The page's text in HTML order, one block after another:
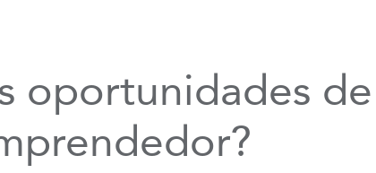
oportunidades